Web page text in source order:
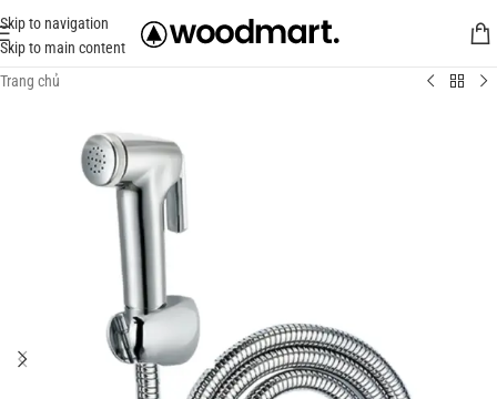
Skip to navigation
Skip to main content
Trang chủ